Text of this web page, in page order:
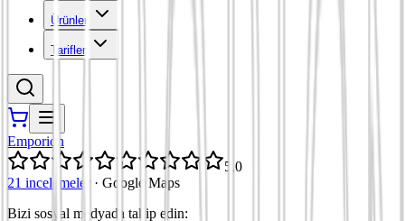
Ürünler
Tarifler
Emporion
5,0
21 incelemeler
· Google Maps
Bizi sosyal medyada takip edin: